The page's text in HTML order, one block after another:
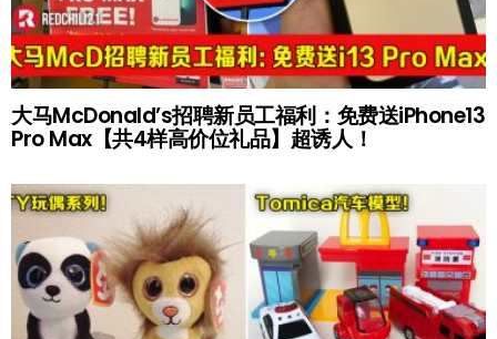
大马McDonald’s招聘新员工福利：免费送iPhone13
Pro Max【共4样高价位礼品】超诱人！